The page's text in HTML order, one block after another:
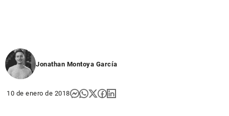
Jonathan Montoya García
10 de enero de 2018